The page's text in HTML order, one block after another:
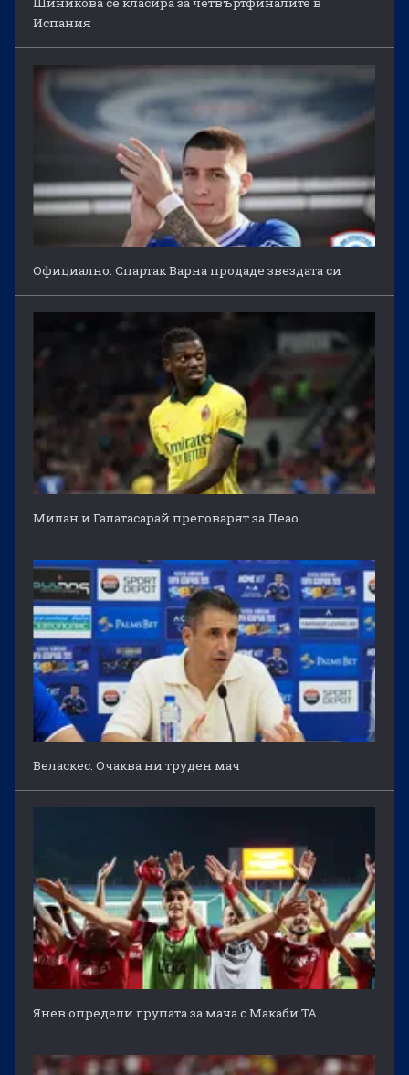
Испания
Официално: Спартак Варна продаде звездата си
Милан и Галатасарай преговарят за Леао
Веласкес: Очаква ни труден мач
Янев определи групата за мача с Макаби ТА